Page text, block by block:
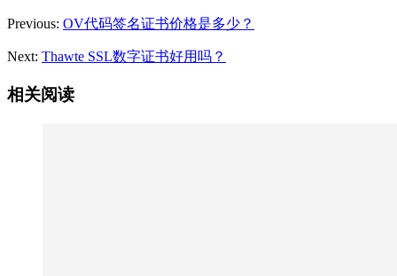
Previous: OV代码签名证书价格是多少？
Next: Thawte SSL数字证书好用吗？
相关阅读